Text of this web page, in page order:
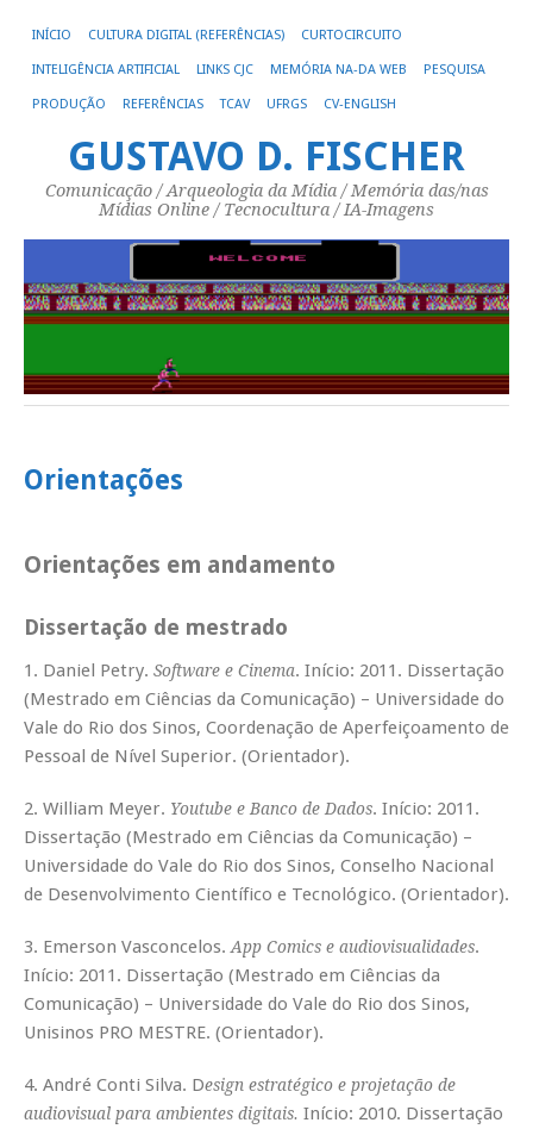
INÍCIO CULTURA DIGITAL (REFERÊNCIAS) CURTOCIRCUITO
INTELIGÊNCIA ARTIFICIAL LINKS CJC MEMÓRIA NA-DA WEB PESQUISA
PRODUÇÃO REFERÊNCIAS TCAV UFRGS CV-ENGLISH
GUSTAVO D. FISCHER
Comunicação / Arqueologia da Mídia / Memória das/nas
Mídias Online / Tecnocultura / IA-Imagens
Orientações
Orientações em andamento
Dissertação de mestrado
1. Daniel Petry. Software e Cinema. Início: 2011. Dissertação
(Mestrado em Ciências da Comunicação) – Universidade do
Vale do Rio dos Sinos, Coordenação de Aperfeiçoamento de
Pessoal de Nível Superior. (Orientador).
2. William Meyer. Youtube e Banco de Dados. Início: 2011.
Dissertação (Mestrado em Ciências da Comunicação) –
Universidade do Vale do Rio dos Sinos, Conselho Nacional
de Desenvolvimento Científico e Tecnológico. (Orientador).
3. Emerson Vasconcelos. App Comics e audiovisualidades.
Início: 2011. Dissertação (Mestrado em Ciências da
Comunicação) – Universidade do Vale do Rio dos Sinos,
Unisinos PRO MESTRE. (Orientador).
4. André Conti Silva. Design estratégico e projetação de
audiovisual para ambientes digitais. Início: 2010. Dissertação